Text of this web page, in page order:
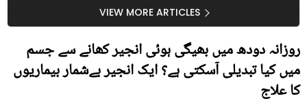
کیوں کھانا چاہیے؟
سستا اور قدرتی حلVIEW MORE ARTICLES
روزانہ دودھ میں بھیگی ہوئی انجیر کھانے سے جسم
میں کیا تبدیلی آسکتی ہے؟ ایک انجیر بےشمار بیماریوں
کا علاج